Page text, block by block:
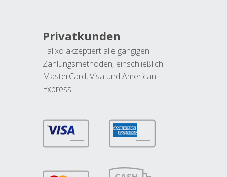
Privatkunden
Talixo akzeptiert alle gängigen
Zahlungsmethoden, einschließlich
MasterCard, Visa und American
Express.